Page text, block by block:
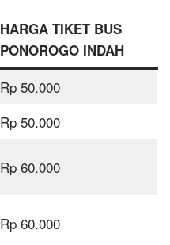
HARGA TIKET BUS
PONOROGO INDAH
Rp 50.000
Rp 50.000
Rp 60.000
Rp 60.000